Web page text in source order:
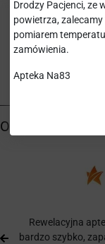
BUTELKI (2
VIPHARM S.A.
Rewelacyjna
bardzo szybko,
Drodzy Pacjenci, ze
powietrza,
pomiarem
zamówienia.
Apteka Na83